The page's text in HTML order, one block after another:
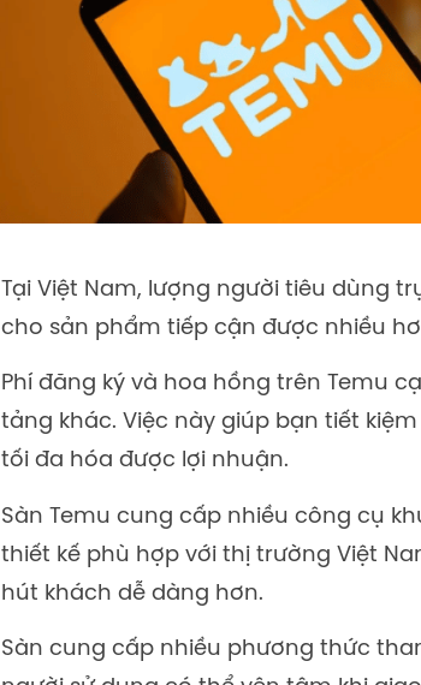
Tại Việt Nam, lượng người tiêu dùng
cho sản phẩm tiếp cận được nhiều
Phí đăng ký và hoa hồng trên Temu
tảng khác. Việc này giúp bạn tiết
tối đa hóa được lợi nhuận.
Sàn Temu cung cấp nhiều công cụ
thiết kế phù hợp với thị trường Việt
hút khách dễ dàng hơn.
Sàn cung cấp nhiều phương thức